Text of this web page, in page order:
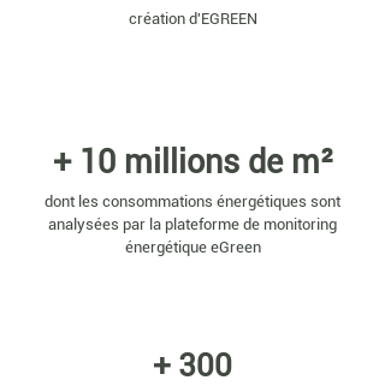
création d'EGREEN
+ 10 millions de m²
dont les consommations énergétiques sont
analysées par la plateforme de monitoring
énergétique eGreen
+ 300